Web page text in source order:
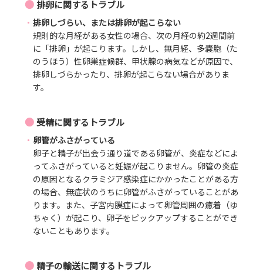
● 排卵に関するトラブル
排卵しづらい、または排卵が起こらない
規則的な月経がある女性の場合、次の月経の約2週間前
に「排卵」が起こります。しかし、無月経、多嚢胞（た
のうほう）性卵巣症候群、甲状腺の病気などが原因で、
排卵しづらかったり、排卵が起こらない場合がありま
す。
●受精に関するトラブル
卵管がふさがっている
卵子と精子が出会う通り道である卵管が、炎症などによ
ってふさがっていると妊娠が起こりません。卵管の炎症
の原因となるクラミジア感染症にかかったことがある方
の場合、無症状のうちに卵管がふさがっていることがあ
ります。また、子宮内膜症によって卵管周囲の癒着（ゆ
ちゃく）が起こり、卵子をピックアップすることができ
ないこともあります。
●精子の輸送に関するトラブル